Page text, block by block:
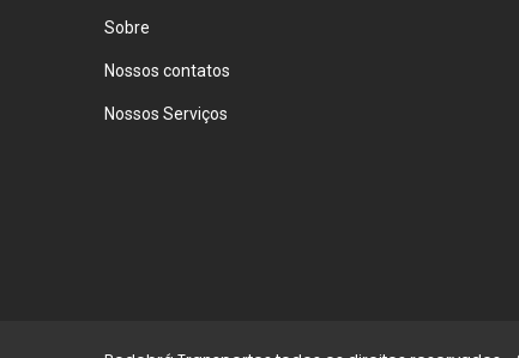
Sobre
Nossos contatos
Nossos Serviços